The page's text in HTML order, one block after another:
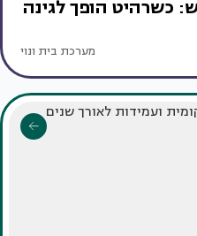
כשרהיט הופך לגינה
מערכת בית ונוי